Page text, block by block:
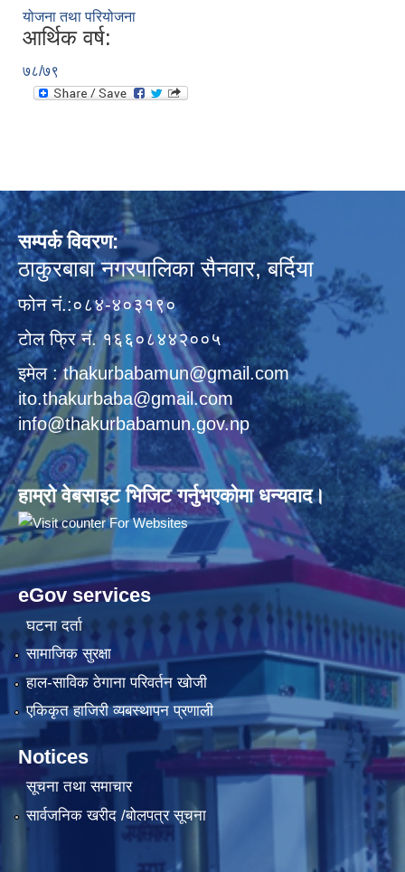
योजना तथा परियोजना
आर्थिक वर्ष:
७८/७९
सम्पर्क विवरण:
ठाकुरबाबा नगरपालिका सैनवार, बर्दिया
फोन नं.:०८४-४०३१९०
टोल फ्रि नं. १६६०८४४२००५
इमेल : thakurbabamun@gmail.com
ito.thakurbaba@gmail.com
info@thakurbabamun.gov.np
हाम्रो वेबसाइट भिजिट गर्नुभएकोमा धन्यवाद।
eGov services
घटना दर्ता
सामाजिक सुरक्षा
हाल-साविक ठेगाना परिवर्तन खोजी
एकिकृत हाजिरी व्यबस्थापन प्रणाली
Notices
सूचना तथा समाचार
सार्वजनिक खरीद /बोलपत्र सूचना